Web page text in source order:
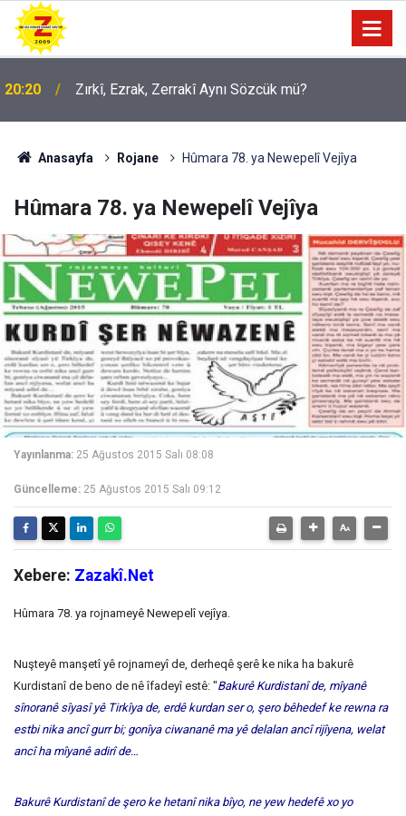
20:20
09:56 Ji Zilma Partîzanan Nimûneyeka Piçûk
Anasayfa Rojane Hûmara 78. ya Newepelî Vejîya
Hûmara 78. ya Newepelî Vejîya
Yayınlanma: 25 Ağustos 2015 Salı 08:08
Güncelleme: 25 Ağustos 2015 Salı 09:12
Xebere: Zazakî.Net
Hûmara 78. ya rojnameyê Newepelî vejîya.
Nuşteyê manşetî yê rojnameyî de, derheqê şerê ke nika ha bakurê
Kurdistanî de beno de nê îfadeyî estê: "Bakurê Kurdistanî de, mîyanê
sînoranê sîyasî yê Tirkîya de, erdê kurdan ser o, şero bêhedef ke rewna ra
estbi nika ancî gurr bi; gonîya ciwananê ma yê delalan ancî rijîyena, welat
ancî ha mîyanê adirî de…
Bakurê Kurdistanî de şero ke hetanî nika bîyo, ne yew hedefê xo yo